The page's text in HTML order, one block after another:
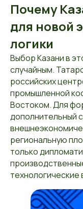
Почему
для новой
логики
Выбор Казани в
случайным.
российских
промышленной
Востоком. Для
дополнительный
региональную
только